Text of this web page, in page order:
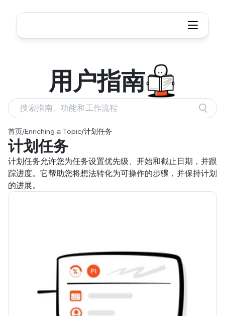
首页/Enriching a Topic/计划任务
计划任务
计划任务允许您为任务设置优先级、开始和截止日期，并跟
踪进度。它帮助您将想法转化为可操作的步骤，并保持计划
的进展。
用户指南
搜索指南、功能和工作流程